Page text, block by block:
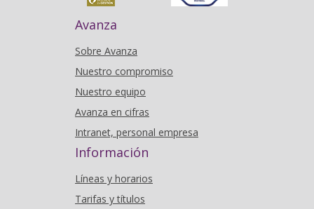
Avanza
Sobre Avanza
Nuestro compromiso
Nuestro equipo
Avanza en cifras
Intranet, personal empresa
Información
Líneas y horarios
Tarifas y títulos